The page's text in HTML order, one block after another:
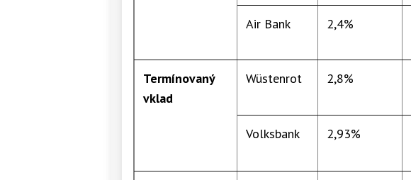
Air Bank 2,4%
Termínovaný
vklad
Wüstenrot 2,8%
Volksbank 2,93%